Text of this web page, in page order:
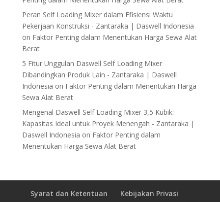
Peran Self Loading Mixer dalam Efisiensi Waktu
Pekerjaan Konstruksi - Zantaraka | Daswell Indonesia
on Faktor Penting dalam Menentukan Harga Sewa Alat
Berat
5 Fitur Unggulan Daswell Self Loading Mixer
Dibandingkan Produk Lain - Zantaraka | Daswell
Indonesia on Faktor Penting dalam Menentukan Harga
Sewa Alat Berat
Mengenal Daswell Self Loading Mixer 3,5 Kubik:
Kapasitas Ideal untuk Proyek Menengah - Zantaraka |
Daswell Indonesia on Faktor Penting dalam
Menentukan Harga Sewa Alat Berat
Syarat dan Ketentuan
Kebijakan Privasi